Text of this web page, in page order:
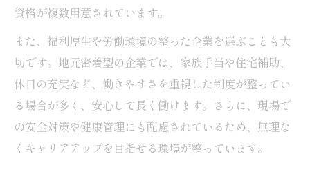
資格が複数用意されています。
また、福利厚生や労働環境の整った企業を選ぶことも大
切です。地元密着型の企業では、家族手当や住宅補助、
休日の充実など、働きやすさを重視した制度が整ってい
る場合が多く、安心して長く働けます。さらに、現場で
の安全対策や健康管理にも配慮されているため、無理な
くキャリアアップを目指せる環境が整っています。